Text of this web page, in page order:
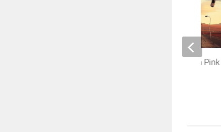
Cover-Kunstdruck von